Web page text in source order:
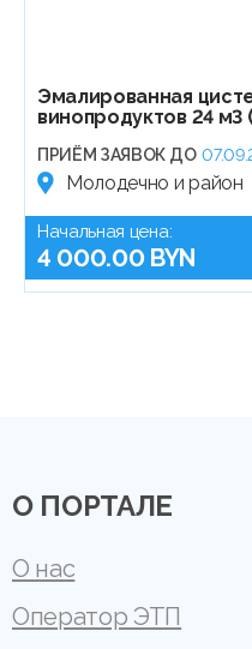
Эмалированная
винопродуктов 24
ПРИЁМ ЗАЯВОК ДО
Молодечно и район
Начальная цена:
4 000.00 BYN
О ПОРТАЛЕ
О нас
Оператор ЭТП